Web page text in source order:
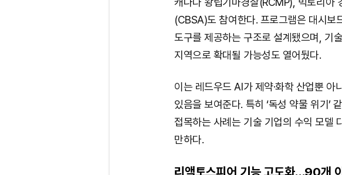
(CBSA)도 참여한다. 프로그램은 대시보
도구를 제공하는 구조로 설계됐으며, 기
지역으로 확대될 가능성도 열어뒀다.
이는 레드우드 AI가 제약·화학 산업뿐 아
있음을 보여준다. 특히 ‘독성 약물 위기’
접목하는 사례는 기술 기업의 수익 모델
만하다.
리액토스피어 기능 고도화…90개